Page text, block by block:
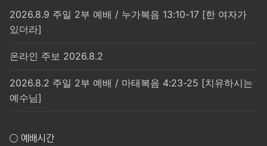
2026.8.9 주일 2부 예배 / 누가복음 13:10-17 [한 여자가
있더라]
온라인 주보 2026.8.2
2026.8.2 주일 2부 예배 / 마태복음 4:23-25 [치유하시는
예수님]
○ 예배시간